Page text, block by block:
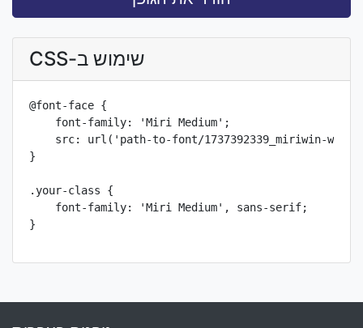
שימוש ב-CSS
@font-face {
    font-family: 'Miri Medium';
src: url('path-to-font/1737392339_miriwin-
}
.your-class {
    font-family: 'Miri Medium', sans-serif;
}